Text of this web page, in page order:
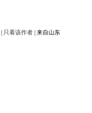
只看该作者 来自山东